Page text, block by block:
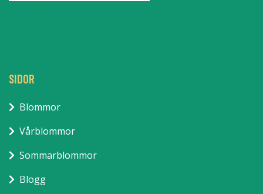
SIDOR
Blommor
Vårblommor
Sommarblommor
Blogg